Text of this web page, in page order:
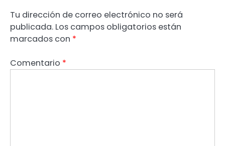
Tu dirección de correo electrónico no será
publicada. Los campos obligatorios están
marcados con *
Comentario *